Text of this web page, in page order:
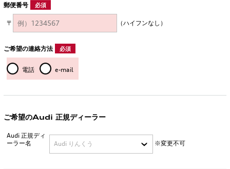
郵便番号 必須
〒 （ハイフンなし）
ご希望の連絡方法 必須
電話 e-mail
ご希望のAudi 正規ディーラー
Audi 正規ディ
ーラー名
※変更不可